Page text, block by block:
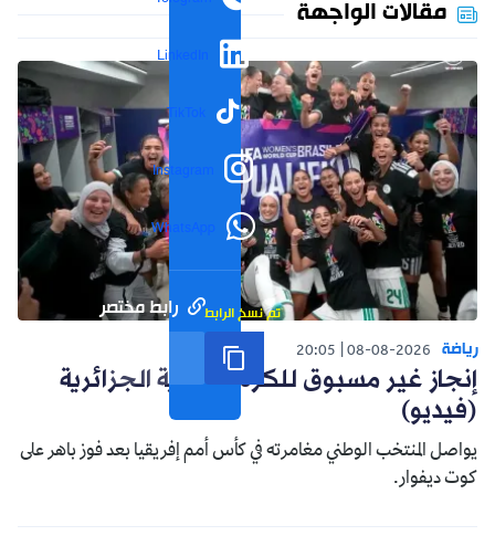
LinkedIn
TikTok
Instagram
WhatsApp
رابط مختصر تم نسخ الرابط
مقالات الواجهة
رياضة 08-08-2026
20:05
إنجاز غير مسبوق للكرة النسوية الجزائرية
(فيديو)
يواصل المنتخب الوطني مغامرته في كأس أمم إفريقيا بعد فوز باهر على
كوت ديفوار.